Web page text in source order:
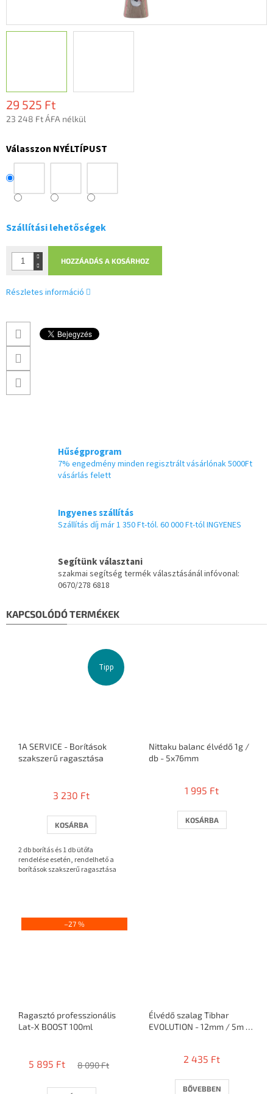
29 525 Ft
23 248 Ft ÁFA nélkül
Válasszon NYÉLTÍPUST
Szállítási lehetőségek
HOZZÁADÁS A KOSÁRHOZ
Részletes információ
Hűségprogram
7% engedmény minden regisztrált vásárlónak 5000Ft
vásárlás felett
Ingyenes szállítás
Szállítás díj már 1 350 Ft-tól. 60 000 Ft-tól INGYENES
Segítünk választani
szakmai segítség termék választásánál infóvonal:
0670/278 6818
KAPCSOLÓDÓ TERMÉKEK
Tipp
1A SERVICE - Borítások
szakszerű ragasztása
átlagos
5-
ből
csillag.
3 230 Ft
KOSÁRBA
2 db borítás és 1 db ütőfa
rendelése esetén, rendelhető a
borítások szakszerű ragasztása
Nittaku balanc élvédő 1g /
db - 5x76mm
1 995 Ft
KOSÁRBA
–27 %
Ragasztó professzionális
Lat-X BOOST 100ml
átlagos
5-
5 895 Ft 8 090 Ft
Élvédő szalag Tibhar
EVOLUTION - 12mm / 5m =
2 435 Ft
BŐVEBBEN